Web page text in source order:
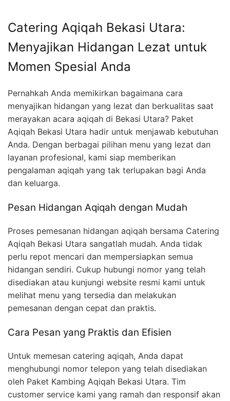
Catering Aqiqah Bekasi Utara:
Menyajikan Hidangan Lezat untuk
Momen Spesial Anda
Pernahkah Anda memikirkan bagaimana cara
menyajikan hidangan yang lezat dan berkualitas saat
merayakan acara aqiqah di Bekasi Utara? Paket
Aqiqah Bekasi Utara hadir untuk menjawab kebutuhan
Anda. Dengan berbagai pilihan menu yang lezat dan
layanan profesional, kami siap memberikan
pengalaman aqiqah yang tak terlupakan bagi Anda
dan keluarga.
Pesan Hidangan Aqiqah dengan Mudah
Proses pemesanan hidangan aqiqah bersama Catering
Aqiqah Bekasi Utara sangatlah mudah. Anda tidak
perlu repot mencari dan mempersiapkan semua
hidangan sendiri. Cukup hubungi nomor yang telah
disediakan atau kunjungi website resmi kami untuk
melihat menu yang tersedia dan melakukan
pemesanan dengan cepat dan praktis.
Cara Pesan yang Praktis dan Efisien
Untuk memesan catering aqiqah, Anda dapat
menghubungi nomor telepon yang telah disediakan
oleh Paket Kambing Aqiqah Bekasi Utara. Tim
customer service kami yang ramah dan responsif akan